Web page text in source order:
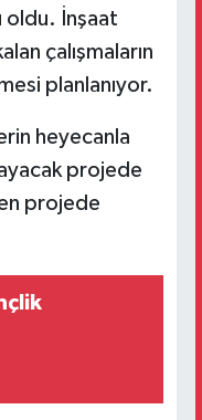
oldu. İnşaat
çalışmaların
planlanıyor.
heyecanla
projede
projede